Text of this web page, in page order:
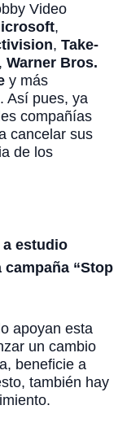
Video
,
, Take-
, Warner Bros.
y más
Así pues, ya
compañías
cancelar sus
de los
estudio
“Stop
apoyan esta
un cambio
beneficie a
también hay